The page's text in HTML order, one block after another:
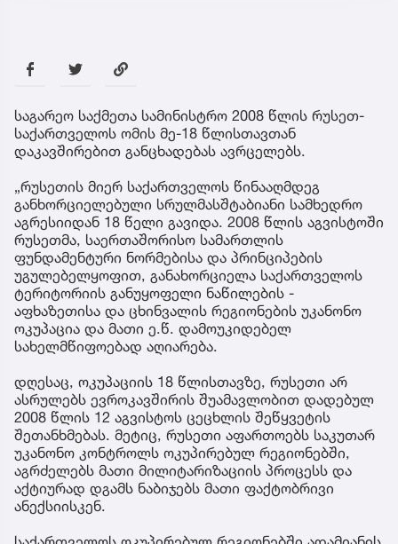
საგარეო საქმეთა სამინისტრო 2008 წლის რუსეთ-
საქართველოს ომის მე-18 წლისთავთან
დაკავშირებით განცხადებას ავრცელებს.
„რუსეთის მიერ საქართველოს წინააღმდეგ
განხორციელებული სრულმასშტაბიანი სამხედრო
აგრესიიდან 18 წელი გავიდა. 2008 წლის აგვისტოში
რუსეთმა, საერთაშორისო სამართლის
ფუნდამენტური ნორმებისა და პრინციპების
უგულებელყოფით, განახორციელა საქართველოს
ტერიტორიის განუყოფელი ნაწილების -
აფხაზეთისა და ცხინვალის რეგიონების უკანონო
ოკუპაცია და მათი ე.წ. დამოუკიდებელ
სახელმწიფოებად აღიარება.
დღესაც, ოკუპაციის 18 წლისთავზე, რუსეთი არ
ასრულებს ევროკავშირის შუამავლობით დადებულ
2008 წლის 12 აგვისტოს ცეცხლის შეწყვეტის
შეთანხმებას. მეტიც, რუსეთი აფართოებს საკუთარ
უკანონო კონტროლს ოკუპირებულ რეგიონებში,
აგრძელებს მათი მილიტარიზაციის პროცესს და
აქტიურად დგამს ნაბიჯებს მათი ფაქტობრივი
ანექსიისკენ.